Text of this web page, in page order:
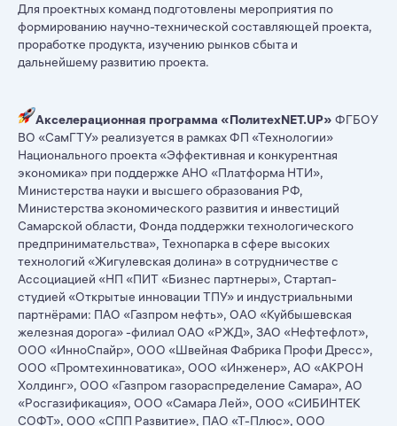
Для проектных команд подготовлены мероприятия по
формированию научно-технической составляющей проекта,
проработке продукта, изучению рынков сбыта и
дальнейшему развитию проекта.
Акселерационная программа «ПолитехNET.UP» ФГБОУ
ВО «СамГТУ» реализуется в рамках ФП «Технологии»
Национального проекта «Эффективная и конкурентная
экономика» при поддержке АНО «Платформа НТИ»,
Министерства науки и высшего образования РФ,
Министерства экономического развития и инвестиций
Самарской области, Фонда поддержки технологического
предпринимательства», Технопарка в сфере высоких
технологий «Жигулевская долина» в сотрудничестве с
Ассоциацией «НП «ПИТ «Бизнес партнеры», Стартап-
студией «Открытые инновации ТПУ» и индустриальными
партнёрами: ПАО «Газпром нефть», ОАО «Куйбышевская
железная дорога» -филиал ОАО «РЖД», ЗАО «Нефтефлот»,
ООО «ИнноСпайр», ООО «Швейная Фабрика Профи Дресс»,
ООО «Промтехинноватика», ООО «Инженер», АО «АКРОН
Холдинг», ООО «Газпром газораспределение Самара», АО
«Росгазификация», ООО «Самара Лей», ООО «СИБИНТЕК
СОФТ», ООО «СПП Развитие», ПАО «Т-Плюс», ООО